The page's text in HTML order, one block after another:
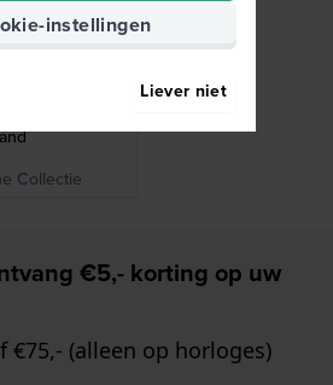
Collectie
€5,- korting op uw
€75,- (alleen op horloges)
instellingen
Liever niet